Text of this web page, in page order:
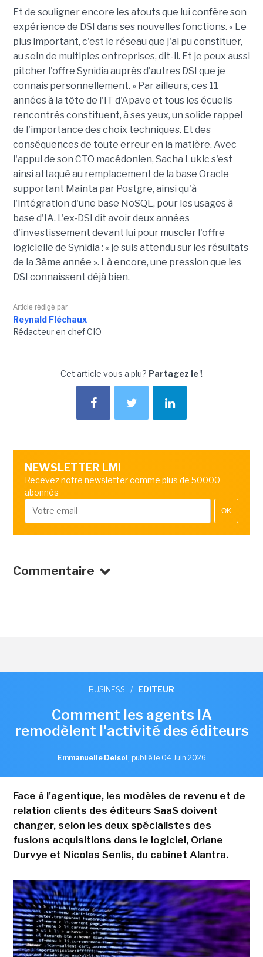
Et de souligner encore les atouts que lui confère son
expérience de DSI dans ses nouvelles fonctions. « Le
plus important, c'est le réseau que j'ai pu constituer,
au sein de multiples entreprises, dit-il. Et je peux aussi
pitcher l'offre Synidia auprès d'autres DSI que je
connais personnellement. » Par ailleurs, ces 11
années à la tête de l'IT d'Apave et tous les écueils
rencontrés constituent, à ses yeux, un solide rappel
de l'importance des choix techniques. Et des
conséquences de toute erreur en la matière. Avec
l'appui de son CTO macédonien, Sacha Lukic s'est
ainsi attaqué au remplacement de la base Oracle
supportant Mainta par Postgre, ainsi qu'à
l'intégration d'une base NoSQL, pour les usages à
base d'IA. L'ex-DSI dit avoir deux années
d'investissement devant lui pour muscler l'offre
logicielle de Synidia : « je suis attendu sur les résultats
de la 3ème année ». Là encore, une pression que les
DSI connaissent déjà bien.
Article rédigé par
Reynald Fléchaux
Rédacteur en chef CIO
Cet article vous a plu? Partagez le !
NEWSLETTER LMI
Recevez notre newsletter comme plus de 50000
abonnés
OK
Commentaire
BUSINESS / EDITEUR
Comment les agents IA
remodèlent l'activité des éditeurs
Emmanuelle Delsol , publié le 04 Juin 2026
Face à l'agentique, les modèles de revenu et de
relation clients des éditeurs SaaS doivent
changer, selon les deux spécialistes des
fusions acquisitions dans le logiciel, Oriane
Durvye et Nicolas Senlis, du cabinet Alantra.